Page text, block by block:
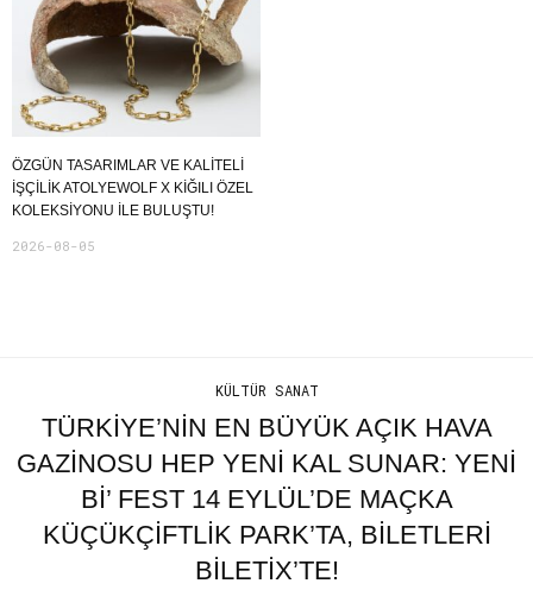
ÖZGÜN TASARIMLAR VE KALITELI
İŞÇILIK ATOLYEWOLF X KIĞILI ÖZEL
KOLEKSIYONU ILE BULUŞTU!
2026-08-05
KÜLTÜR SANAT
TÜRKIYE’NIN EN BÜYÜK AÇIK HAVA
GAZINOSU HEP YENI KAL SUNAR: YENI
BI’ FEST 14 EYLÜL’DE MAÇKA
KÜÇÜKÇIFTLIK PARK’TA, BILETLERI
BILETIX’TE!